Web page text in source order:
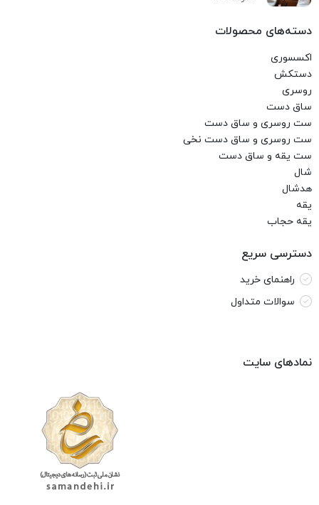
دسته‌های محصولات
اکسسوری
دستکش
روسری
ساق دست
ست روسری و ساق دست
ست روسری و ساق دست نخی
ست یقه و ساق دست
شال
هدشال
یقه
یقه حجاب
دسترسی سریع
راهنمای خرید
سوالات متداول
نمادهای سایت